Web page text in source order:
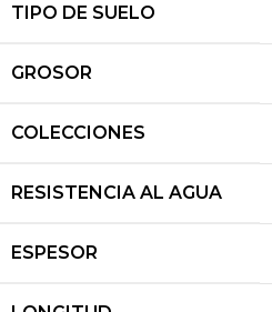
TIPO DE SUELO
GROSOR
COLECCIONES
RESISTENCIA AL AGUA
ESPESOR